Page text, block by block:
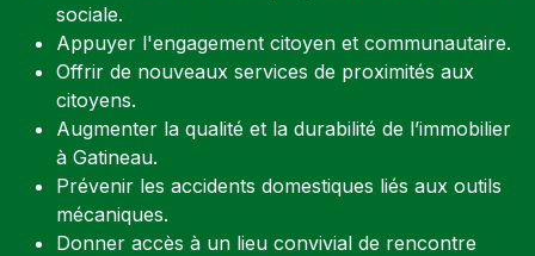
sociale.
Appuyer l'engagement citoyen et communautaire.
Offrir de nouveaux services de proximités aux
citoyens.
Augmenter la qualité et la durabilité de l’immobilier
à Gatineau.
Prévenir les accidents domestiques liés aux outils
mécaniques.
Donner accès à un lieu convivial de rencontre